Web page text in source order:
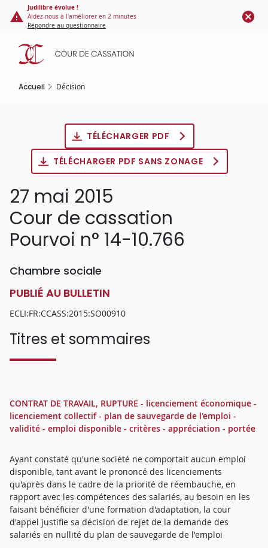
Panneau de gestion des cookies
contenu
principal
Judilibre évolue !
Aidez-nous à l'améliorer en 2 minutes
Répondre au questionnaire
Accueil Décision
TÉLÉCHARGER PDF
TÉLÉCHARGER PDF SANS ZONAGE
27 mai 2015
Cour de cassation
Pourvoi n° 14-10.766
Chambre sociale
PUBLIÉ AU BULLETIN
ECLI:FR:CCASS:2015:SO00910
Titres et sommaires
CONTRAT DE TRAVAIL, RUPTURE - licenciement économique -
licenciement collectif - plan de sauvegarde de l'emploi -
validité - emploi disponible - critères - appréciation - portée
Ayant constaté qu'une société ne comportait aucun emploi
disponible, tant avant le prononcé des licenciements
qu'après dans le cadre de la priorité de réembauche, en
rapport avec les compétences des salariés, au besoin en les
faisant bénéficier d'une formation d'adaptation, la cour
d'appel justifie sa décision de rejet de la demande des
salariés en nullité du plan de sauvegarde de l'emploi